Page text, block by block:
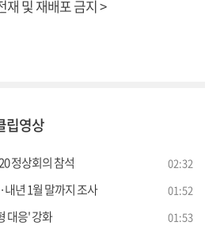
및 재배포 금지 >
립영상
정상회의 참석 02:32
년 1월 말까지 조사 01:52
대응' 강화 01:53